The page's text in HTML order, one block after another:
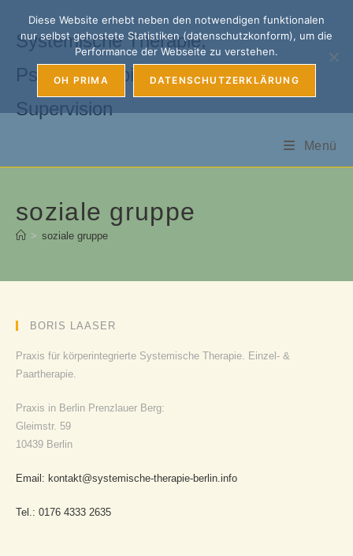
springen
Systemische Therapie,
Psychotherapie, Coaching &
Supervision
Menü
soziale gruppe
> soziale gruppe
BORIS LAASER
Praxis für körperintegrierte Systemische Therapie. Einzel- &
Paartherapie.
Praxis in Berlin Prenzlauer Berg:
Gleimstr. 59
10439 Berlin
Email: kontakt@systemische-therapie-berlin.info
Tel.: 0176 4333 2635
Diese Website erhebt neben den notwendigen funktionalen
nur selbst gehostete Statistiken (datenschutzkonform), um die
Performance der Webseite zu verstehen.
OH PRIMA DATENSCHUTZERKLÄRUNG